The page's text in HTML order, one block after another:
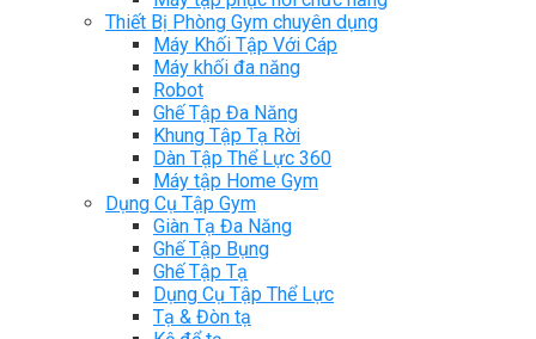
Thiết Bị Phòng Gym chuyên dụng
Máy Khối Tập Với Cáp
Máy khối đa năng
Robot
Ghế Tập Đa Năng
Khung Tập Tạ Rời
Dàn Tập Thể Lực 360
Máy tập Home Gym
Dụng Cụ Tập Gym
Giàn Tạ Đa Năng
Ghế Tập Bụng
Ghế Tập Tạ
Dụng Cụ Tập Thể Lực
Tạ & Đòn tạ